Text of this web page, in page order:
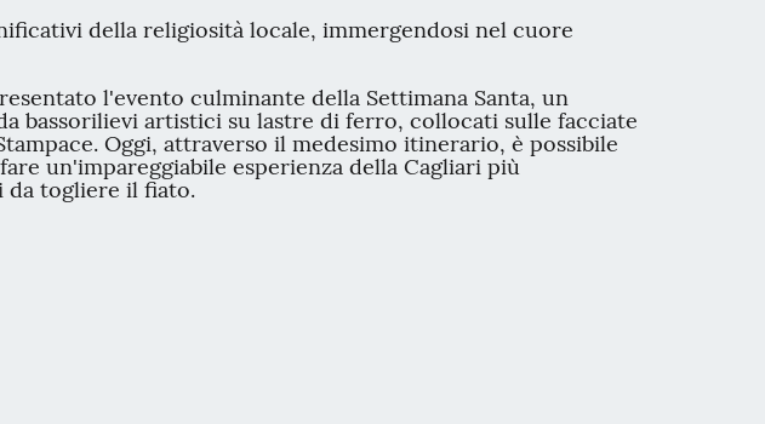
della religiosità locale, immergendosi nel cuore
l'evento culminante della Settimana Santa, un
bassorilievi artistici su lastre di ferro, collocati sulle facciate
Oggi, attraverso il medesimo itinerario, è possibile
un'impareggiabile esperienza della Cagliari più
da togliere il fiato.